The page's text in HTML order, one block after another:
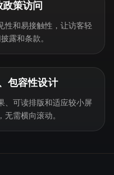
政策访问
性和易接触性，让访客轻
露和条款。
包容性设计
、可读排版和适应较小屏
无需横向滚动。